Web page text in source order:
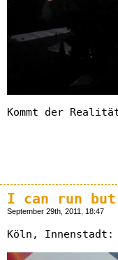
Kommt der
I can run
September 29th, 2011, 18:47
Köln, Innenstadt: